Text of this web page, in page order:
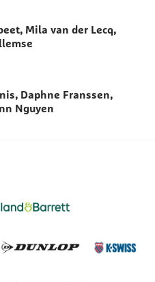
Mila van der Lecq,
Daphne Franssen,
Nguyen